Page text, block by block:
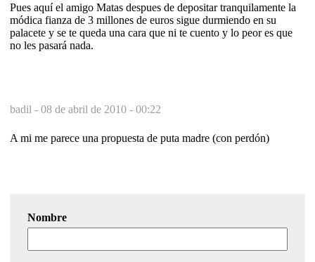
Pues aquí el amigo Matas despues de depositar tranquilamente la
módica fianza de 3 millones de euros sigue durmiendo en su
palacete y se te queda una cara que ni te cuento y lo peor es que
no les pasará nada.
badil - 08 de abril de 2010 - 00:22
A mi me parece una propuesta de puta madre (con perdón)
Nombre